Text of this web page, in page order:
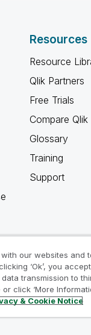
Resources
Resource
Qlik Partners
Free Trials
Compare Qlik
Glossary
Training
Support
our websites and
‘Ok’, you
transmission to
click ‘More
& Cookie Notice